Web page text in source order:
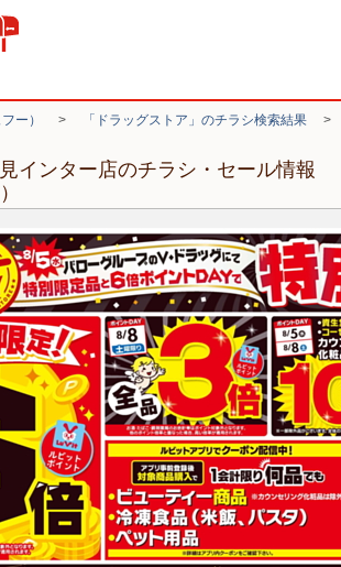
ー） > 「ドラッグストア」のチラシ検索結果 >
インター店のチラシ・セール情報